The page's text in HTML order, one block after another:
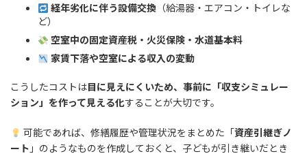
経年劣化に伴う設備交換（給湯器・エアコン・トイレな
ど）
空室中の固定資産税・火災保険・水道基本料
家賃下落や空室による収入の変動
こうしたコストは目に見えにくいため、事前に「収支シミュレー
ション」を作って見える化することが大切です。
可能であれば、修繕履歴や管理状況をまとめた「資産引継ぎノ
ート 」のようなものを作成しておくと、子どもが引き継いだとき